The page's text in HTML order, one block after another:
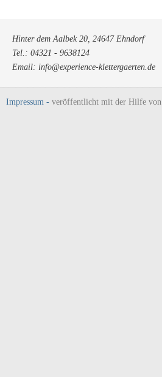
Hinter dem Aalbek 20, 24647 Ehndorf
Tel.: 04321 - 9638124
Email: info@experience-klettergaerten.de
Impressum - veröffentlicht mit der Hilfe von